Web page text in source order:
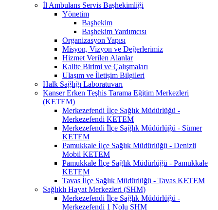
İl Ambulans Servis Başhekimliği
Yönetim
Başhekim
Başhekim Yardımcısı
Organizasyon Yapısı
Misyon, Vizyon ve Değerlerimiz
Hizmet Verilen Alanlar
Kalite Birimi ve Çalışmaları
Ulaşım ve İletişim Bilgileri
Halk Sağlığı Laboratuvarı
Kanser Erken Teşhis Tarama Eğitim Merkezleri
(KETEM)
Merkezefendi İlçe Sağlık Müdürlüğü -
Merkezefendi KETEM
Merkezefendi İlçe Sağlık Müdürlüğü - Sümer
KETEM
Pamukkale İlçe Sağlık Müdürlüğü - Denizli
Mobil KETEM
Pamukkale İlçe Sağlık Müdürlüğü - Pamukkale
KETEM
Tavas İlçe Sağlık Müdürlüğü - Tavas KETEM
Sağlıklı Hayat Merkezleri (SHM)
Merkezefendi İlçe Sağlık Müdürlüğü -
Merkezefendi 1 Nolu SHM